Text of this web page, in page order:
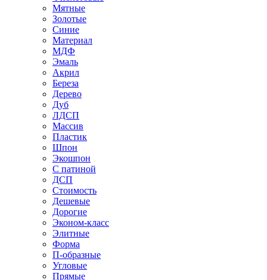
Мятные
Золотые
Синие
Материал
МДФ
Эмаль
Акрил
Береза
Дерево
Дуб
ЛДСП
Массив
Пластик
Шпон
Экошпон
С патиной
ДСП
Стоимость
Дешевые
Дорогие
Эконом-класс
Элитные
Форма
П-образные
Угловые
Прямые